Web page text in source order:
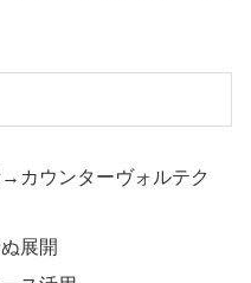
カウンターヴォルテク
展開